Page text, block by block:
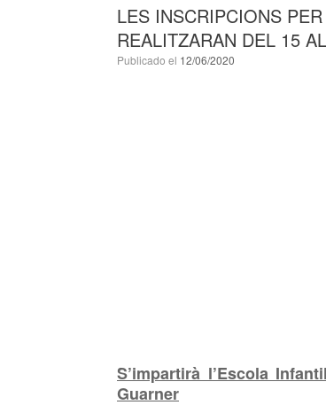
LES INSCRIPCIONS
REALITZARAN DEL 15
Publicado el 12/06/2020
S’impartirà l’Escola
Guarner